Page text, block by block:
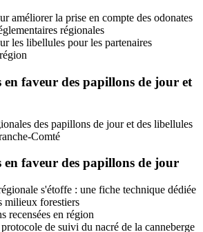
améliorer la prise en compte des odonates
régionales
les libellules pour les partenaires
en faveur des papillons de jour et
des papillons de jour et des libellules
Comté
en faveur des papillons de jour
s'étoffe : une fiche technique dédiée
milieux forestiers
recensées en région
de suivi du nacré de la canneberge